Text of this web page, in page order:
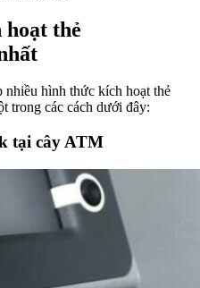
hoạt thẻ
nhiều hình thức kích hoạt thẻ
trong các cách dưới đây:
tại cây ATM